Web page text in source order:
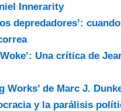
Innerarity
depredadores’:
Una crítica de
Works’ de Marc J.
y la parálisis